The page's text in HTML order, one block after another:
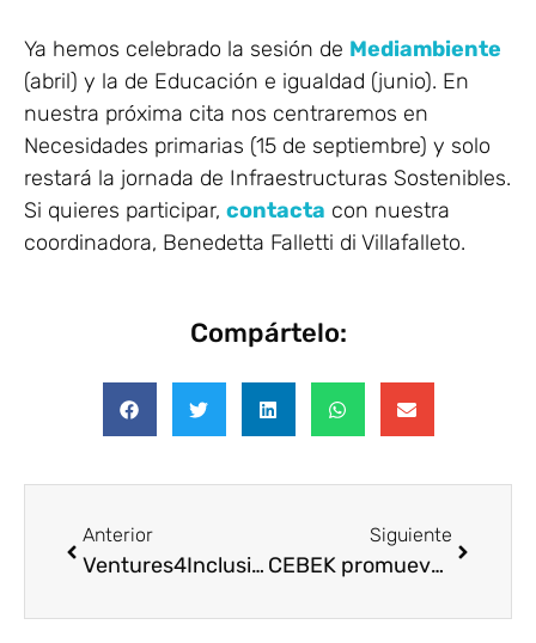
Ya hemos celebrado la sesión de Mediambiente
(abril) y la de Educación e igualdad (junio). En
nuestra próxima cita nos centraremos en
Necesidades primarias (15 de septiembre) y solo
restará la jornada de Infraestructuras Sostenibles.
Si quieres participar, contacta con nuestra
coordinadora, Benedetta Falletti di Villafalleto.
Compártelo:
Anterior
Ventures4Inclusion potencia el empleo de personas con discapacidad
Siguiente
CEBEK promueve el pro bono multiempresa en Euskadi